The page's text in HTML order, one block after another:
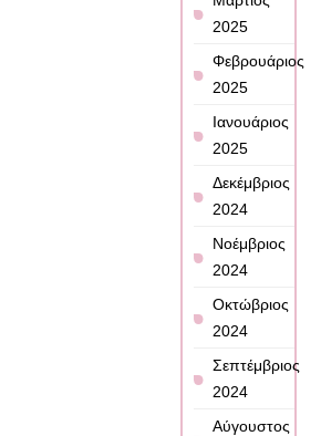
2025
Φεβρουάριος
2025
Ιανουάριος
2025
Δεκέμβριος
2024
Νοέμβριος
2024
Οκτώβριος
2024
Σεπτέμβριος
2024
Αύγουστος